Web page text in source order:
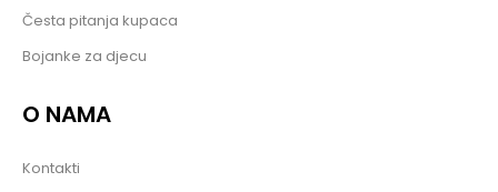
Česta pitanja kupaca
Bojanke za djecu
O NAMA
Kontakti